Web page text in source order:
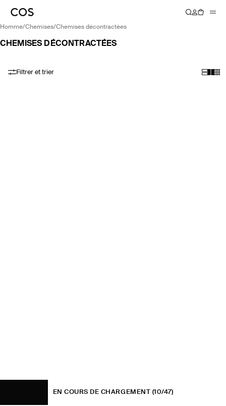
homme/ chemises/ chemises décontractées
CHEMISES DÉCONTRACTÉES
Filtrer et trier
EN COURS DE CHARGEMENT (10/47)